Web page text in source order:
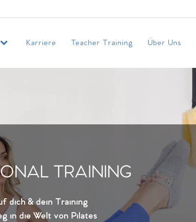
Karriere Teacher Training Über Uns
TRAINING
dich & dein Training
in die Welt von Pilates